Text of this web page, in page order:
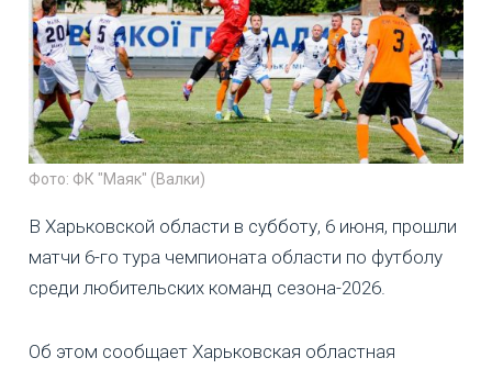
Фото: ФК "Маяк" (Валки)
В Харьковской области в субботу, 6 июня, прошли
матчи 6-го тура чемпионата области по футболу
среди любительских команд сезона-2026.
Об этом сообщает Харьковская областная